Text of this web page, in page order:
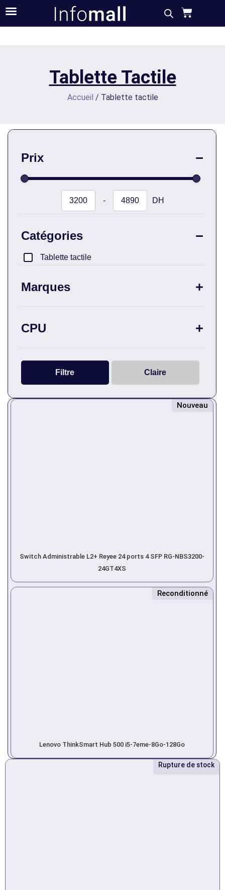
Tablette Tactile
Accueil / Tablette tactile
Rupture de stock
Prix
Minimum Price
- Maximum Price
DH
Catégories
Tablette tactile
Marques
CPU
Filtre Claire
Nouveau
Switch Administrable L2+ Reyee 24 ports 4 SFP RG-NBS3200-
24GT4XS
Reconditionné
Lenovo ThinkSmart Hub 500 i5-7eme-8Go-128Go